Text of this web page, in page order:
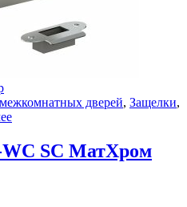
дверей, Защелки,
WC SC МатХром